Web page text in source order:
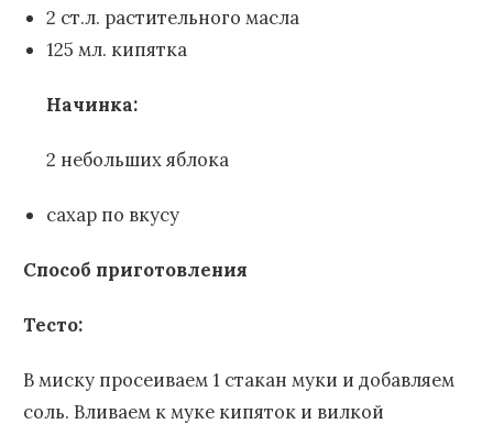
2 ст.л. растительного масла
125 мл. кипятка
Начинка:
2 небольших яблока
сахар по вкусу
Способ приготовления
Тесто:
В миску просеиваем 1 стакан муки и добавляем
соль. Вливаем к муке кипяток и вилкой